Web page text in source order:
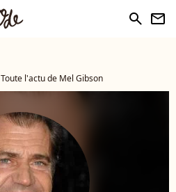
search newsletter
Toute l'actu de Mel Gibson